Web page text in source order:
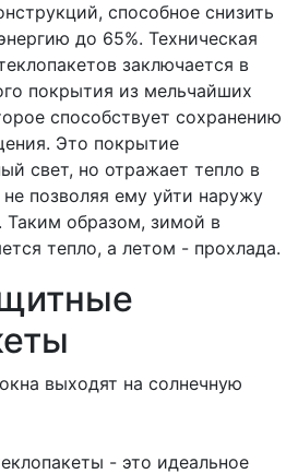
способное снизить
до 65%. Техническая
заключается в
покрытия из мельчайших
способствует сохранению
Это покрытие
свет, но отражает тепло в
позволяя ему уйти наружу
Таким образом, зимой в
тепло, а летом - прохлада.
выходят на солнечную
- это идеальное